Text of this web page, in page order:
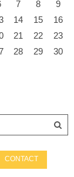
7 8
9
14 15
16
21 22
23
28 29
30
CONTACT